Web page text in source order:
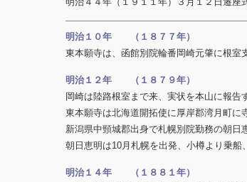
明治１０年 （１８７７年）
東本願寺は、函館別院輪番岡崎元肇に根室
明治１２年 （１８７９年）
岡崎は陸路根室まで来、実状を本山に報告
東本願寺は北海道開拓使に厚岸郡湾月町に
新潟県中頸城郡出身で札幌別院勤務の朝日
朝日恵明は10月札幌を出発、小樽より乗船
明治１４年 （１８８１年）